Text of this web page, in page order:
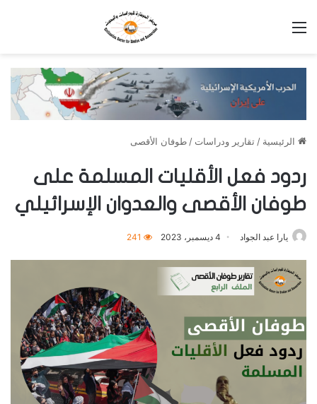
الرئيسية / تقارير ودراسات / طوفان الأقصى
ردود فعل الأقليات المسلمة على
طوفان الأقصى والعدوان الإسرائيلي
يارا عبد الجواد 4 ديسمبر، 2023 241